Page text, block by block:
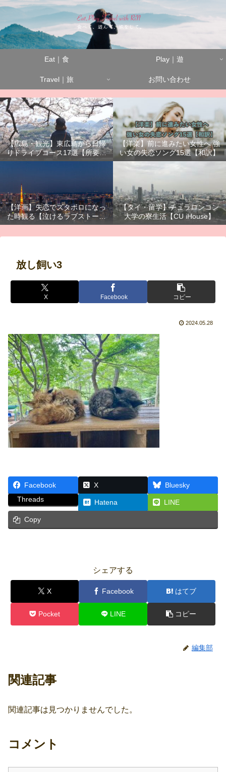
Eat｜食 Play｜遊
Travel｜旅 お問い合わせ
【広島・観光】東広島から日帰
りドライブコース17選【所要時
間別】
【洋楽】前に進みたい女性へ 強
い女の失恋ソング15選【和訳】
【洋画】失恋でズタボロになっ
た時観る【泣けるラブストーリ
ーまとめ】
【タイ・留学】チュラロンコン
大学の寮生活【CU iHouse】
放し飼い3
X Facebook コピー
2024.05.28
Facebook X
Bluesky
Threads
Hatena LINE
Copy
シェアする
X Facebook はてブ
Pocket LINE コピー
編集部
関連記事
関連記事は見つかりませんでした。
コメント